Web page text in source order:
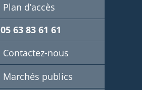
Plan d’accès
05 63 83 61 61
Contactez-nous
Marchés publics